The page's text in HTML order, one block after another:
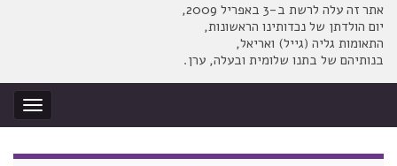
אתר זה עלה לרשת ב-3 באפריל 2009,
יום הולדתן של נכדותינו הראשונות,
התאומות גליה (גייל) ואריאל,
בנותיהם של בתנו שלומית ובעלה, ערן.
החלף
ניווט